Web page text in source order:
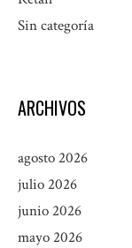
Sin categoría
ARCHIVOS
agosto 2026
julio 2026
junio 2026
mayo 2026